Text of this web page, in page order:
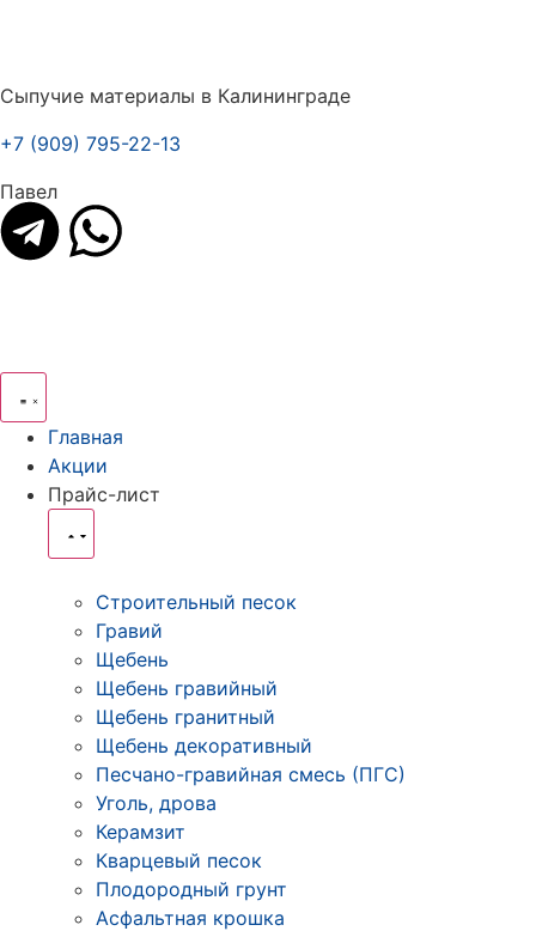
Сыпучие материалы в Калининграде
+7 (909) 795-22-13
Павел
Главная
Акции
Прайс-лист
Строительный песок
Гравий
Щебень
Щебень гравийный
Щебень гранитный
Щебень декоративный
Песчано-гравийная смесь (ПГС)
Уголь, дрова
Керамзит
Кварцевый песок
Плодородный грунт
Асфальтная крошка